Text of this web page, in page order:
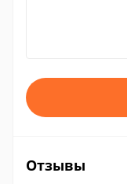
Отзывы